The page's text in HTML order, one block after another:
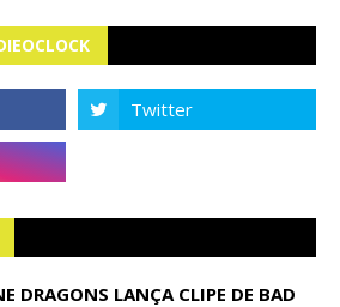
DRAGONS LANÇA CLIPE DE BAD